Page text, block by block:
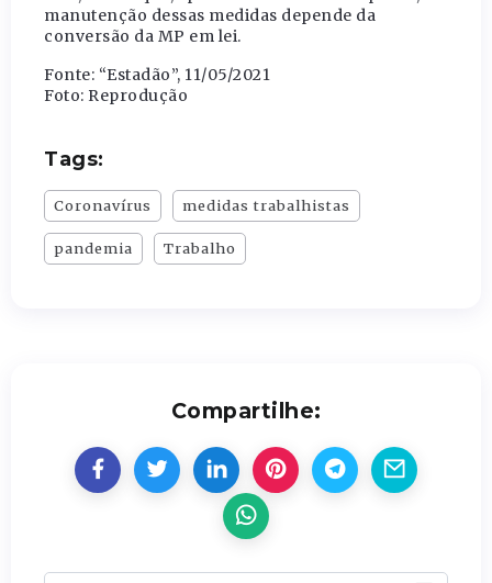
manutenção dessas medidas depende da
conversão da MP em lei.
Fonte: “Estadão”, 11/05/2021
Foto: Reprodução
Tags:
Coronavírus medidas trabalhistas
pandemia Trabalho
Compartilhe: